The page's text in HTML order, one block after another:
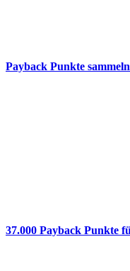
Payback Punkte
37.000 Payback Punkte